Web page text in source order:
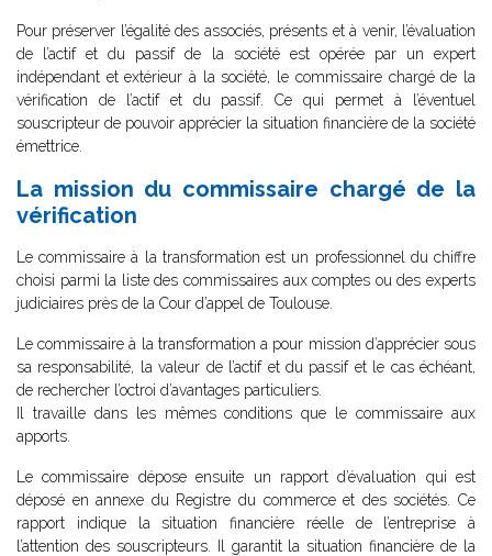
Pour préserver l’égalité des associés, présents et à venir, l’évaluation
de l’actif et du passif de la société est opérée par un expert
indépendant et extérieur à la société, le commissaire chargé de la
vérification de l’actif et du passif. Ce qui permet à l’éventuel
souscripteur de pouvoir apprécier la situation financière de la société
émettrice.
La mission du commissaire chargé de la
vérification
Le commissaire à la transformation est un professionnel du chiffre
choisi parmi la liste des commissaires aux comptes ou des experts
judiciaires près de la Cour d’appel de Toulouse.
Le commissaire à la transformation a pour mission d’apprécier sous
sa responsabilité, la valeur de l’actif et du passif et le cas échéant,
de rechercher l’octroi d’avantages particuliers.
Il travaille dans les mêmes conditions que le commissaire aux
apports.
Le commissaire dépose ensuite un rapport d’évaluation qui est
déposé en annexe du Registre du commerce et des sociétés. Ce
rapport indique la situation financière réelle de l’entreprise à
l’attention des souscripteurs. Il garantit la situation financière de la